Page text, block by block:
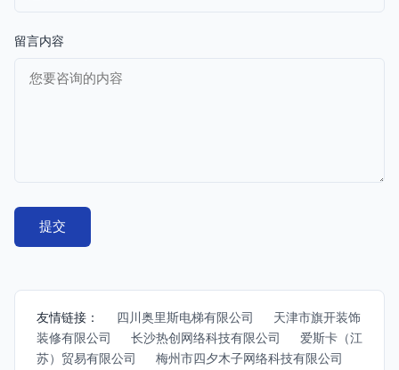
留言内容
友情链接： 四川奥里斯电梯有限公司
天津市旗开装饰
装修有限公司
长沙热创网络科技有限公司
爱斯卡（江
苏）贸易有限公司
梅州市四夕木子网络科技有限公司